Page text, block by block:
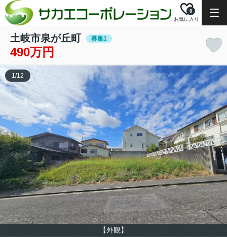
お気に入り
0
土岐市泉が丘町 募集1
490万円
【外観】
1/12